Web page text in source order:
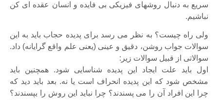
سریع به دنبال روشهای فیزیکی بی فایده و انسان عقده ای کن
نباشیم.
ولی راه چیست؟ به نظر می رسد برای پدیده حجاب باید به این
سوالات جواب روشن، دقیق و عینی (یعنی علم واقع گرایانه) داد.
سوالاتی از قبیل سوالات زیر:
اول باید علت ایجاد این پدیده شناسایی شود. همچنین باید
مشخص شود که این پدیده انحراف است یا نه. بعد باید دید که
چرا این افراد آن را می پسندند؟ چرا نباید این روش را بپسندند؟